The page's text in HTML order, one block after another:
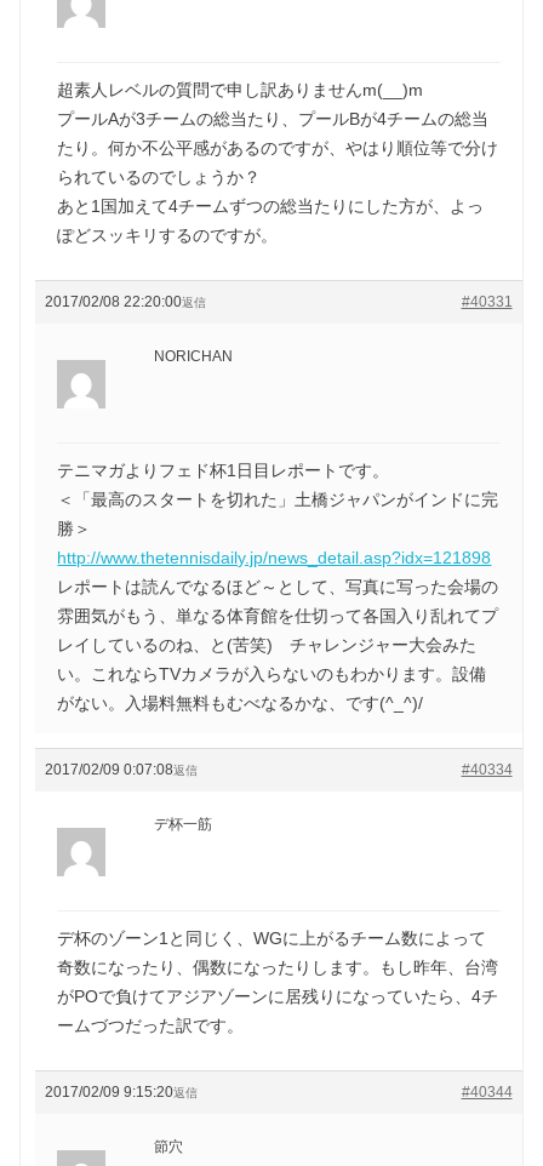
超素人レベルの質問で申し訳ありませんm(__)m
プールAが3チームの総当たり、プールBが4チームの総当
たり。何か不公平感があるのですが、やはり順位等で分け
られているのでしょうか？
あと1国加えて4チームずつの総当たりにした方が、よっ
ぽどスッキリするのですが。
2017/02/08 22:20:00 #40331
返信
NORICHAN
テニマガよりフェド杯1日目レポートです。
＜「最高のスタートを切れた」土橋ジャパンがインドに完
勝＞
http://www.thetennisdaily.jp/news_detail.asp?idx=121898
レポートは読んでなるほど～として、写真に写った会場の
雰囲気がもう、単なる体育館を仕切って各国入り乱れてプ
レイしているのね、と(苦笑) チャレンジャー大会みた
い。これならTVカメラが入らないのもわかります。設備
がない。入場料無料もむべなるかな、です(^_^)/
2017/02/09 0:07:08 #40334
返信
デ杯一筋
デ杯のゾーン1と同じく、WGに上がるチーム数によって
奇数になったり、偶数になったりします。もし昨年、台湾
がPOで負けてアジアゾーンに居残りになっていたら、4チ
ームづつだった訳です。
2017/02/09 9:15:20 #40344
返信
節穴